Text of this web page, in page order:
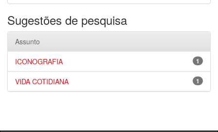
Sugestões de pesquisa
Assunto
1
ICONOGRAFIA
1
VIDA COTIDIANA